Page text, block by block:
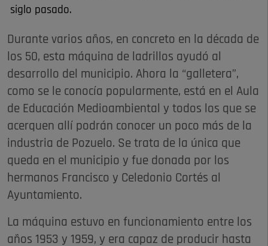
siglo pasado.
Durante varios años, en concreto en la década de
los 50, esta máquina de ladrillos ayudó al
desarrollo del municipio. Ahora la “galletera”,
como se le conocía popularmente, está en el Aula
de Educación Medioambiental y todos los que se
acerquen allí podrán conocer un poco más de la
industria de Pozuelo. Se trata de la única que
queda en el municipio y fue donada por los
hermanos Francisco y Celedonio Cortés al
Ayuntamiento.
La máquina estuvo en funcionamiento entre los
años 1953 y 1959, y era capaz de producir hasta